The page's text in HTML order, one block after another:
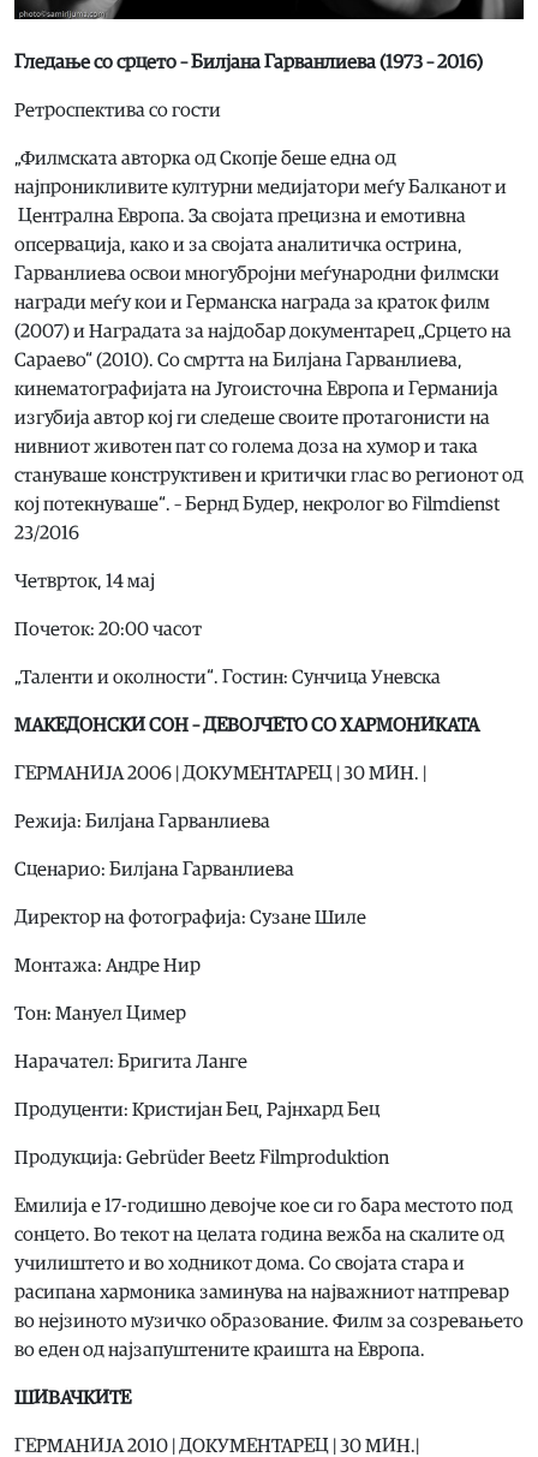
Гледање со срцето – Билјана Гарванлиева (1973 – 2016)
Ретроспектива со гости
„Филмската авторка од Скопје беше една од
најпроникливите културни медијатори меѓу Балканот и
Централна Европа. За својата прецизна и емотивна
опсервација, како и за својата аналитичка острина,
Гарванлиева освои многубројни меѓународни филмски
награди меѓу кои и Германска награда за краток филм
(2007) и Наградата за најдобар документарец „Срцето на
Сараево“ (2010). Со смртта на Билјана Гарванлиева,
кинематографијата на Југоисточна Европа и Германија
изгубија автор кој ги следеше своите протагонисти на
нивниот животен пат со голема доза на хумор и така
стануваше конструктивен и критички глас во регионот од
кој потекнуваше“. – Бернд Будер, некролог во Filmdienst
23/2016
Четврток, 14 мај
Почеток: 20:00 часот
„Таленти и околности“. Гостин: Сунчица Уневска
МАКЕДОНСКИ СОН – ДЕВОЈЧЕТО СО ХАРМОНИКАТА
ГЕРМАНИЈА 2006 | ДОКУМЕНТАРЕЦ | 30 МИН. |
Режија: Билјана Гарванлиева
Сценарио: Билјана Гарванлиева
Директор на фотографија: Сузане Шиле
Монтажа: Андре Нир
Тон: Мануел Цимер
Нарачател: Бригита Ланге
Продуценти: Кристијан Бец, Рајнхард Бец
Продукција: Gebrüder Beetz Filmproduktion
Емилија е 17-годишно девојче кое си го бара местото под
сонцето. Во текот на целата година вежба на скалите од
училиштето и во ходникот дома. Со својатa стара и
расипана хармоника заминува на најважниот натпревар
во нејзиното музичко образование. Филм за созревањето
во еден од најзапуштените краишта на Европа.
ШИВАЧКИТЕ
ГЕРМАНИЈА 2010 | ДОКУМЕНТАРЕЦ | 30 МИН.|